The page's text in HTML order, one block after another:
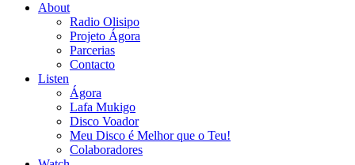
About
Radio Olisipo
Projeto Ágora
Parcerias
Contacto
Listen
Ágora
Lafa Mukigo
Disco Voador
Meu Disco é Melhor que o Teu!
Colaboradores